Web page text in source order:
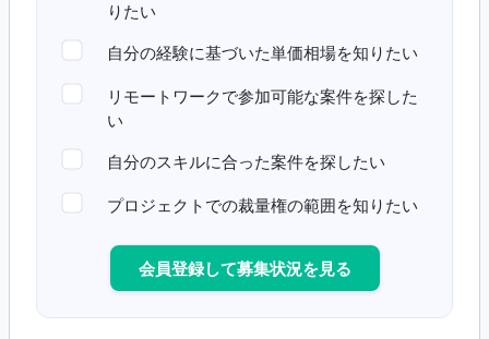
りたい
自分の経験に基づいた単価相場を知りたい
リモートワークで参加可能な案件を探した
い
自分のスキルに合った案件を探したい
プロジェクトでの裁量権の範囲を知りたい
会員登録して募集状況を見る